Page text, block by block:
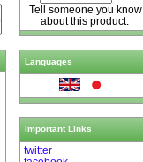
Tell someone you know
about this product.
Languages
Important Links
twitter